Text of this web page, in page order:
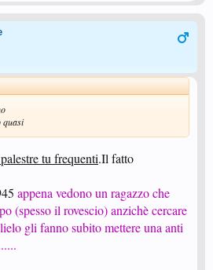
quasi
tu frequenti.Il fatto
appena vedono un ragazzo che
(spesso il rovescio) anzichè cercare
gli fanno subito mettere una anti